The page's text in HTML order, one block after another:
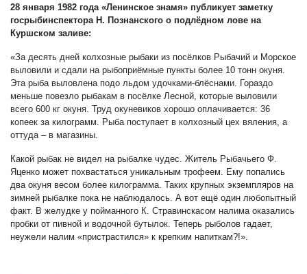
28 января 1982 года «Ленинское знамя» публикует заметку
госрыбинспектора Н. Познанского о подлёдном лове на
Куршском заливе:
«За десять дней колхозные рыбаки из посёлков Рыбачий и Морское
выловили и сдали на рыбоприёмные пункты более 10 тонн окуня.
Эта рыба выловлена подо льдом удочками-блёснами. Гораздо
меньше повезло рыбакам в посёлке Лесной, которые выловили
всего 600 кг окуня. Труд окуневиков хорошо оплачивается: 36
копеек за килограмм. Рыба поступает в колхозный цех вяления, а
оттуда – в магазины.
Какой рыбак не видел на рыбалке чудес. Житель Рыбачьего Ф.
Яценко может похвастаться уникальным трофеем. Ему попались
два окуня весом более килограмма. Таких крупных экземпляров на
зимней рыбалке пока не наблюдалось. А вот ещё один любопытный
факт. В желудке у пойманного К. Стравинскасом налима оказались
пробки от пивной и водочной бутылок. Теперь рыболов гадает,
неужели налим «пристрастился» к крепким напиткам?!».